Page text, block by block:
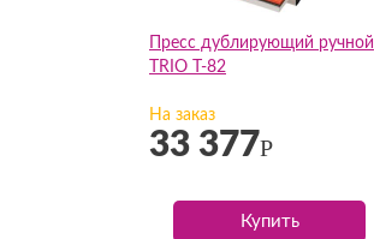
Пресс дублирующий ручной
TRIO T-82
На заказ
33 377Р
Купить